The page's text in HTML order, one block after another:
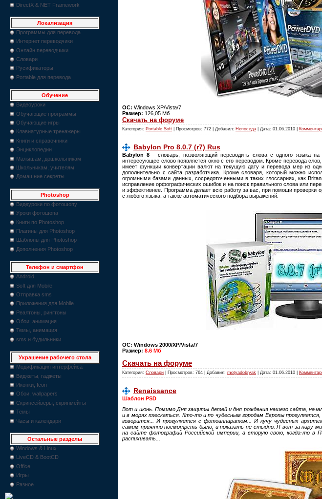
DirectX & NET Framework
Локализация
Программы для перевода
Интернет переводчики
Онлайн переводчики
Словари
Русификаторы
Portable для перевода
Обучение
Видеоуроки
Обучающие программы
Обучающие игры
Клавиатурные тренажеры
Книги и справочники
Энциклопедии
Малышам, дошкольникам
Школьникам, учителям
Домашние секреты
Photoshop
Видеуроки по фотошопу
Уроки фотошопа
Книги по Photoshop
Плагины для Photoshop
Шаблоны для Photoshop
Дополнения Photoshop
Телефон и смартфон
Android
Soft для Mobile
Отправка sms
Приложения для Mobile
Реалтоны, рингтоны
Обои, анимация
Темы, анимация
sms и будильники
Украшение рабочего стола
Модификация интерфейса
Виджеты, гаджеты
Иконки, Icon
Обои, wallpapers
Скринсейверы, скринмейты
Темы
Часы и календари
Остальные разделы
Windows & Linux
LiveCD & BootCD
Office
Игры
Разное
ОС: Windows XP/Vista/7
Размер: 126,05 Мб
Скачать на форуме
Категория: Portable Soft | Просмотров: 772 | Добавил: Непоседа | Дата: 01.06.2010
Babylon Pro 8.0.7 (r7) Rus
Babylon 8 - словарь, позволяющий переводить слова с одного языка
интересующее слово появляется окно с его переводом. Кроме перевода
имеет функции конвертации валют на текущую дату и перевода мер из
дополнительно с сайта разработчика. Кроме словаря, который можно
огромными базами данных, сосредоточенными в таких глоссариях, как
исправление орфографических ошибок и на поиск правильного слова или
и эффективнее. Программа делает всю работу за вас, при помощи проверки
с любого языка, а также автоматического подбора выражений.
ОС: Windows 2000/XP/Vista/7
Размер: 8.6 Мб
Скачать на форуме
Категория: Словари | Просмотров: 764 | Добавил: motyadobryak | Дата: 01.06.2010
Renaissance
Шаблон PSD
Вот и июнь. Помимо Дня защиты детей и дня рождения нашего сайта,
и в морях плескаться. Кто-то и по чудесным городам Европы
говорится... И прогуляется с фотоаппаратом... И кучу чудесных
самим приятно посмотреть было, и показать не стыдно. Я вот за пару
на сайте фотографий Российской империи, а вторую свою, когда-то
распихивать...